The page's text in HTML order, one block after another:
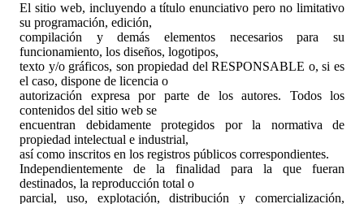
El sitio web, incluyendo a título enunciativo pero no limitativo
su programación, edición,
compilación y demás elementos necesarios para su
funcionamiento, los diseños, logotipos,
texto y/o gráficos, son propiedad del RESPONSABLE o, si es
el caso, dispone de licencia o
autorización expresa por parte de los autores. Todos los
contenidos del sitio web se
encuentran debidamente protegidos por la normativa de
propiedad intelectual e industrial,
así como inscritos en los registros públicos correspondientes.
Independientemente de la finalidad para la que fueran
destinados, la reproducción total o
parcial, uso, explotación, distribución y comercialización,